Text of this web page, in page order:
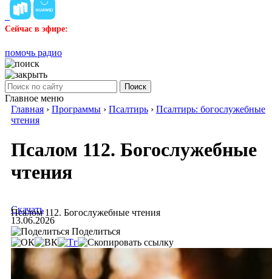
Сейчас в эфире:
помочь радио
Поиск
Главное меню
Главная › Программы › Псалтирь › Псалтирь: богослужебные
чтения
Псалом 112. Богослужебные
чтения
Псалом 112. Богослужебные чтения
Скачать
13.06.2026
Поделиться